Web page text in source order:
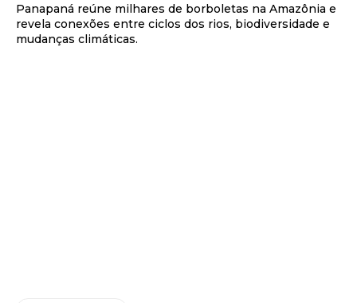
Panapaná reúne milhares de borboletas na Amazônia e
revela conexões entre ciclos dos rios, biodiversidade e
mudanças climáticas.